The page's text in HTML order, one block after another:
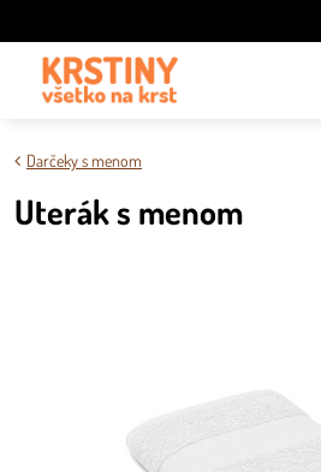
Darčeky s menom
Uterák s menom